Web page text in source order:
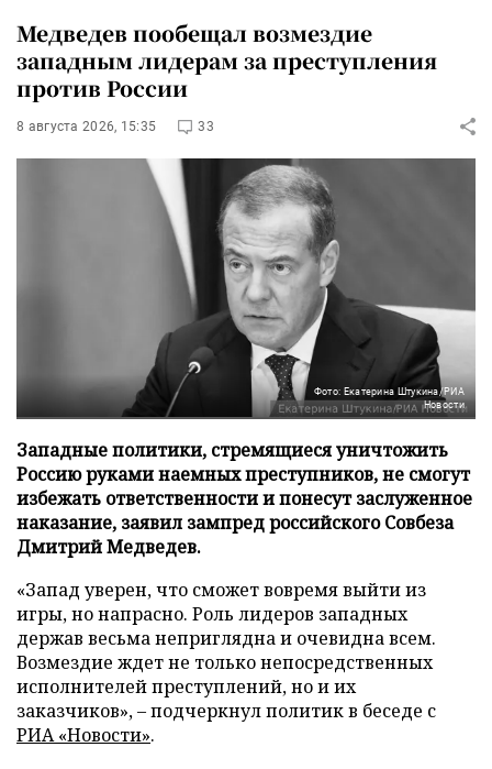
Медведев пообещал возмездие
западным лидерам за преступления
против России
8 августа 2026, 15:35 33
Фото: Екатерина Штукина/РИА
Новости
Западные политики, стремящиеся уничтожить
Россию руками наемных преступников, не смогут
избежать ответственности и понесут заслуженное
наказание, заявил зампред российского Совбеза
Дмитрий Медведев.
«Запад уверен, что сможет вовремя выйти из
игры, но напрасно. Роль лидеров западных
держав весьма неприглядна и очевидна всем.
Возмездие ждет не только непосредственных
исполнителей преступлений, но и их
заказчиков», – подчеркнул политик в беседе с
РИА «Новости».